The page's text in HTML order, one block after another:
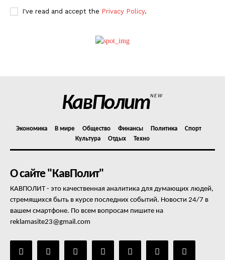
О нас
Политика конфиденциальности
I've read and accept the Privacy Policy.
КавПолитNEW
Экономика В мире Общество Финансы Политика
Спорт
Культура
Отдых Техно
О сайте "КавПолит"
КАВПОЛИТ - это качественная аналитика для думающих людей,
стремящихся быть в курсе последних событий. Новости 24/7 в
вашем смартфоне. По всем вопросам пишите на
reklamasite23@gmail.com